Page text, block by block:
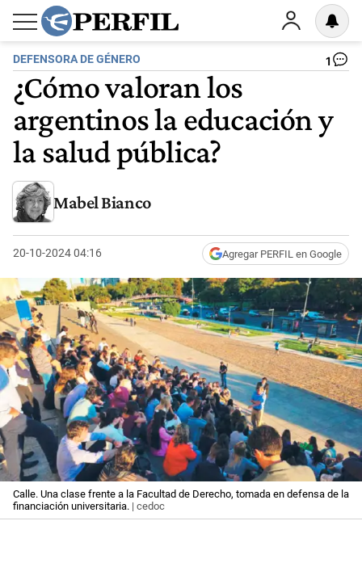
DEFENSORA DE GÉNERO 1
¿Cómo valoran los
argentinos la educación y
la salud pública?
Mabel Bianco
20-10-2024 04:16 Agregar PERFIL en Google
Calle. Una clase frente a la Facultad de Derecho, tomada en defensa de la
financiación universitaria. | cedoc